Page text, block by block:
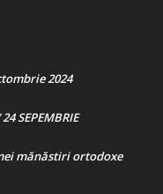
2024
SEPEMBRIE
mănăstiri ortodoxe